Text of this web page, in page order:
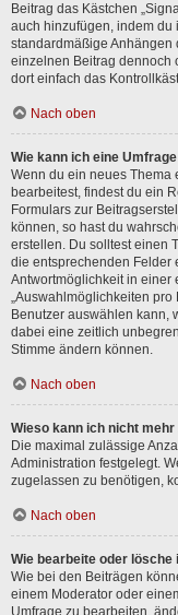
Beitrag das Kästchen
auch hinzufügen, indem
standardmäßige Anhängen
einzelnen Beitrag dennoch
dort einfach das
Nach oben
Wie kann ich eine
Wenn du ein neues Thema
bearbeitest, findest du ein
Formulars zur
können, so hast du
erstellen. Du solltest einen
die entsprechenden Felder
Antwortmöglichkeit in einer
„Auswahlmöglichkeiten pro
Benutzer auswählen kann,
dabei eine zeitlich
Stimme ändern können.
Nach oben
Wieso kann ich nicht
Die maximal zulässige
Administration festgelegt.
zugelassen zu benötigen,
Nach oben
Wie bearbeite oder lösche
Wie bei den Beiträgen
einem Moderator oder
Umfrage zu bearbeiten,